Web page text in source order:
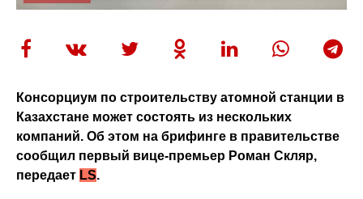
Консорциум по строительству атомной станции в
Казахстане может состоять из нескольких
компаний. Об этом на брифинге в правительстве
сообщил первый вице-премьер Роман Скляр,
передает LS.